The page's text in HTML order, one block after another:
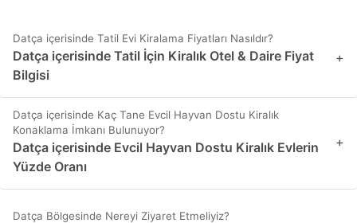
Datça içerisinde Tatil Evi Kiralama Fiyatları Nasıldır?
Datça içerisinde Tatil İçin Kiralık Otel & Daire Fiyat
Bilgisi
+
Datça içerisinde Kaç Tane Evcil Hayvan Dostu Kiralık
Konaklama İmkanı Bulunuyor?
Datça içerisinde Evcil Hayvan Dostu Kiralık Evlerin
Yüzde Oranı
+
Datça Bölgesinde Nereyi Ziyaret Etmeliyiz?